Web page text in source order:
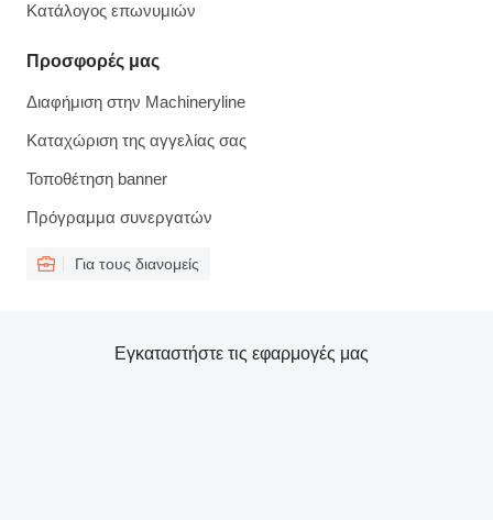
Κατάλογος επωνυμιών
Προσφορές μας
Διαφήμιση στην Machineryline
Καταχώριση της αγγελίας σας
Τοποθέτηση banner
Πρόγραμμα συνεργατών
Για τους διανομείς
Εγκαταστήστε τις εφαρμογές μας